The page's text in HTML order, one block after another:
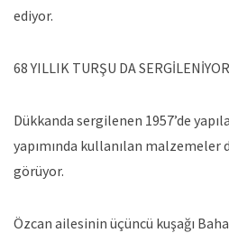
ediyor.
68 YILLIK TURŞU DA SERGİLENİYOR
Dükkanda sergilenen 1957’de
yapımında kullanılan malzemeler
görüyor.
Özcan ailesinin üçüncü kuşağı